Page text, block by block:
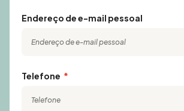
Endereço de e-mail pessoal
Telefone